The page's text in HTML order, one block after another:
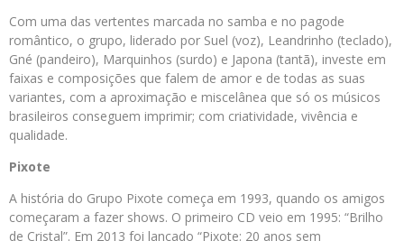
Com uma das vertentes marcada no samba e no pagode
romântico, o grupo, liderado por Suel (voz), Leandrinho (teclado),
Gné (pandeiro), Marquinhos (surdo) e Japona (tantã), investe em
faixas e composições que falem de amor e de todas as suas
variantes, com a aproximação e miscelânea que só os músicos
brasileiros conseguem imprimir; com criatividade, vivência e
qualidade.
Pixote
A história do Grupo Pixote começa em 1993, quando os amigos
começaram a fazer shows. O primeiro CD veio em 1995: “Brilho
de Cristal”. Em 2013 foi lançado “Pixote: 20 anos sem